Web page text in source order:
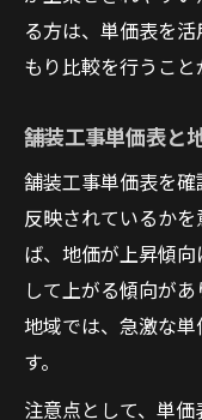
る方は、単価表を
もり比較を行うこと
舗装工事単価表と
舗装工事単価表を
反映されているか
ば、地価が上昇傾
して上がる傾向が
地域では、急激な
す。
注意点として、単